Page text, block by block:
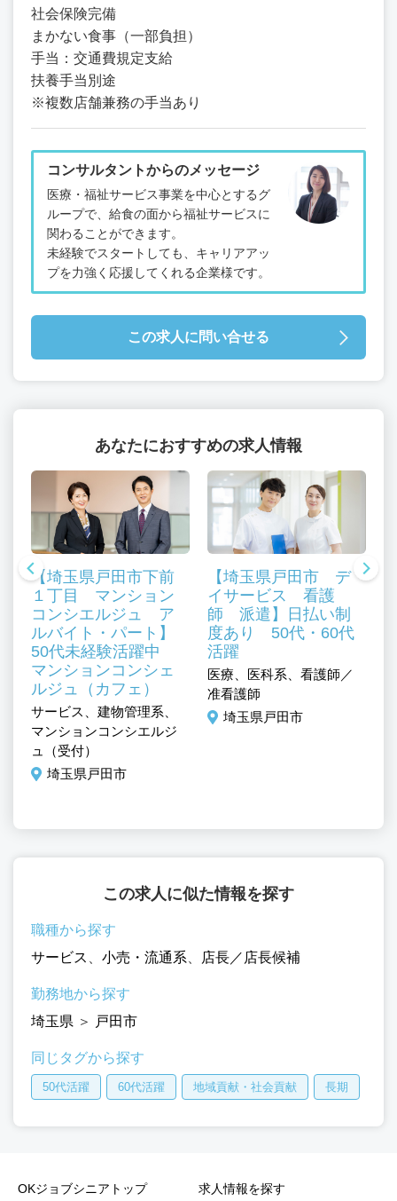
社会保険完備
まかない食事（一部負担）
手当：交通費規定支給
扶養手当別途
※複数店舗兼務の手当あり
コンサルタントからのメッセージ
医療・福祉サービス事業を中心とするグ
ループで、給食の面から福祉サービスに
関わることができます。
未経験でスタートしても、キャリアアッ
プを力強く応援してくれる企業様です。
この求人に問い合せる
あなたにおすすめの求人情報
【埼玉県戸田市下前
１丁目 マンション
コンシエルジュ ア
ルバイト・パート】
50代未経験活躍中
マンションコンシェ
ルジュ（カフェ）
サービス、建物管理系、
マンションコンシエルジ
ュ（受付）
埼玉県戸田市
【埼玉県戸田市 デ
イサービス 看護
師 派遣】日払い制
度あり 50代・60代
活躍
医療、医科系、看護師／
准看護師
埼玉県戸田市
この求人に似た情報を探す
職種から探す
サービス
小売・流通系 店長／店長候補
勤務地から探す
埼玉県 ＞ 戸田市
同じタグから探す
50代活躍 60代活躍 地域貢献・社会貢献 長期
OKジョブシニアトップ 求人情報を探す